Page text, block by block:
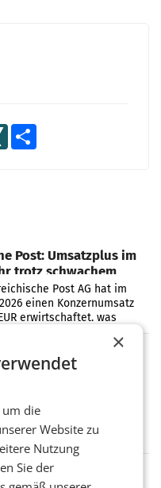
XING
Post: Umsatzplus im
trotz schwachem
Post AG hat im
einen Konzernumsatz
erwirtschaftet, was
spart und macht
Gewinn
AMSTERDAM. Der
hat im
operativ
und die
übertroffen.
×
um die
Website zu
Nutzung
Sie der